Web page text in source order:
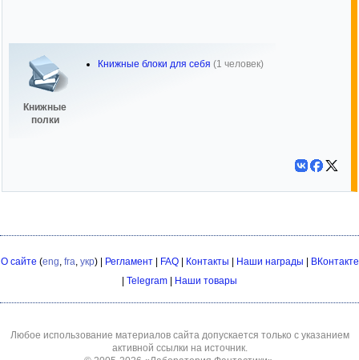
Книжные
полки
Книжные блоки для себя (1 человек)
О сайте (eng, fra, укр) | Регламент| FAQ| Контакты Наши награды
ВКонтакте
Telegram Наши товары
Любое использование материалов сайта допускается только с указанием
активной ссылки на источник.